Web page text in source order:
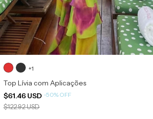
+1
Top Lívia com Aplicações
$61.46 USD -50% OFF
$122.92 USD